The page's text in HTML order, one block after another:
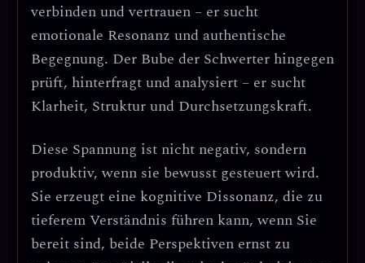
verbinden und vertrauen – er sucht
emotionale Resonanz und authentische
Begegnung. Der Bube der Schwerter hingegen
prüft, hinterfragt und analysiert – er sucht
Klarheit, Struktur und Durchsetzungskraft.
Diese Spannung ist nicht negativ, sondern
produktiv, wenn sie bewusst gesteuert wird.
Sie erzeugt eine kognitive Dissonanz, die zu
tieferem Verständnis führen kann, wenn Sie
bereit sind, beide Perspektiven ernst zu